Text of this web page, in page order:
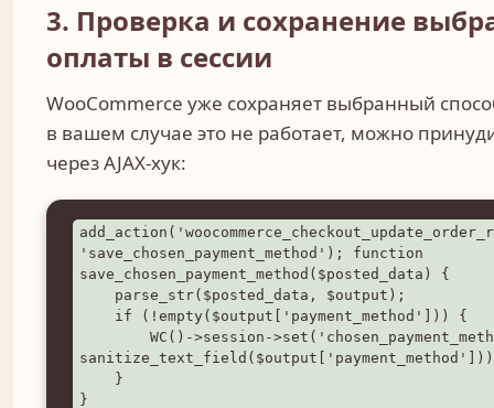
3. Проверка и сохранение
оплаты в сессии
WooCommerce уже сохраняет выбранный
в вашем случае это не работает, можно
через AJAX-хук:
'save_chosen_payment_method'); function
save_chosen_payment_method($posted_data) {
}